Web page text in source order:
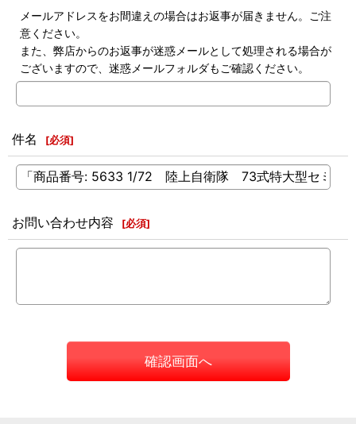
メールアドレスをお間違えの場合はお返事が届きません。ご注
意ください。
また、弊店からのお返事が迷惑メールとして処理される場合が
ございますので、迷惑メールフォルダもご確認ください。
件名 [必須]
お問い合わせ内容 [必須]
確認画面へ